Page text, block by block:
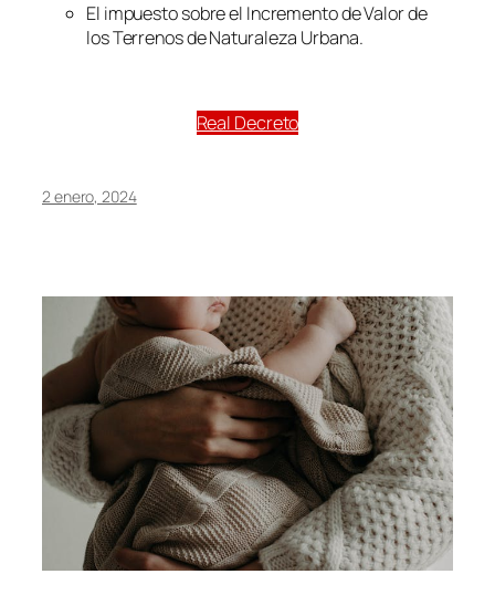
El impuesto sobre el Incremento de Valor de
los Terrenos de Naturaleza Urbana.
Real Decreto
2 enero, 2024